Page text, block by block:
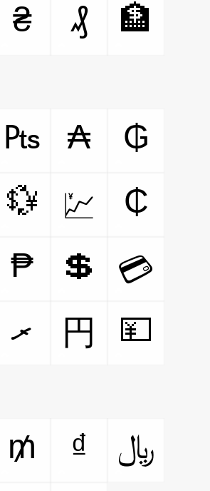
₴ ₰ 🏦
₧ ₳
₲
💱 💹
₵
₱ 💲
💳
ރ 円 💴
₥ ₫
﷼